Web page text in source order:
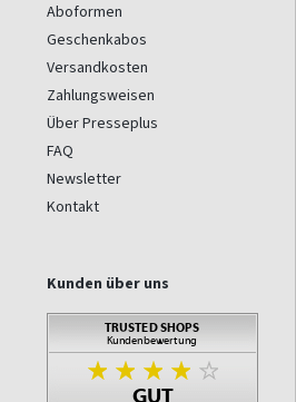
Aboformen
Geschenkabos
Versandkosten
Zahlungsweisen
Über Presseplus
FAQ
Newsletter
Kontakt
Kunden über uns